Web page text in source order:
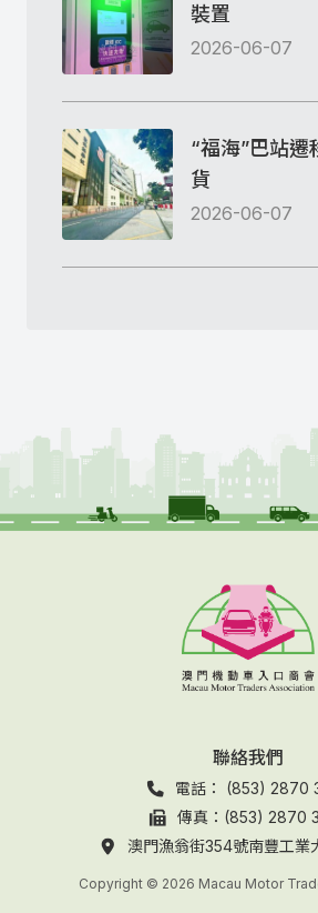
裝置
2026-06-07
“福海”巴站遷
貨
2026-06-07
聯絡我們
電話： (853) 2870
傳真：(853) 2870
澳門漁翁街354號南豐工業
Copyright © 2026 Macau Motor